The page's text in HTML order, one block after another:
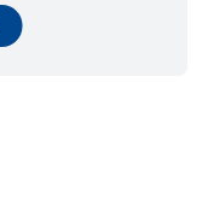
戸町
辰沼